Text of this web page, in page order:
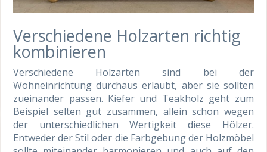
Verschiedene Holzarten richtig
kombinieren
Verschiedene Holzarten sind bei der
Wohneinrichtung durchaus erlaubt, aber sie sollten
zueinander passen. Kiefer und Teakholz geht zum
Beispiel selten gut zusammen, allein schon wegen
der unterschiedlichen Wertigkeit diese Hölzer.
Entweder der Stil oder die Farbgebung der Holzmöbel